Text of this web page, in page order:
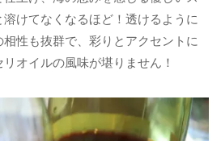
けてなくなるほど！透けるように
性も抜群で、彩りとアクセントに
オイルの風味が堪りません！